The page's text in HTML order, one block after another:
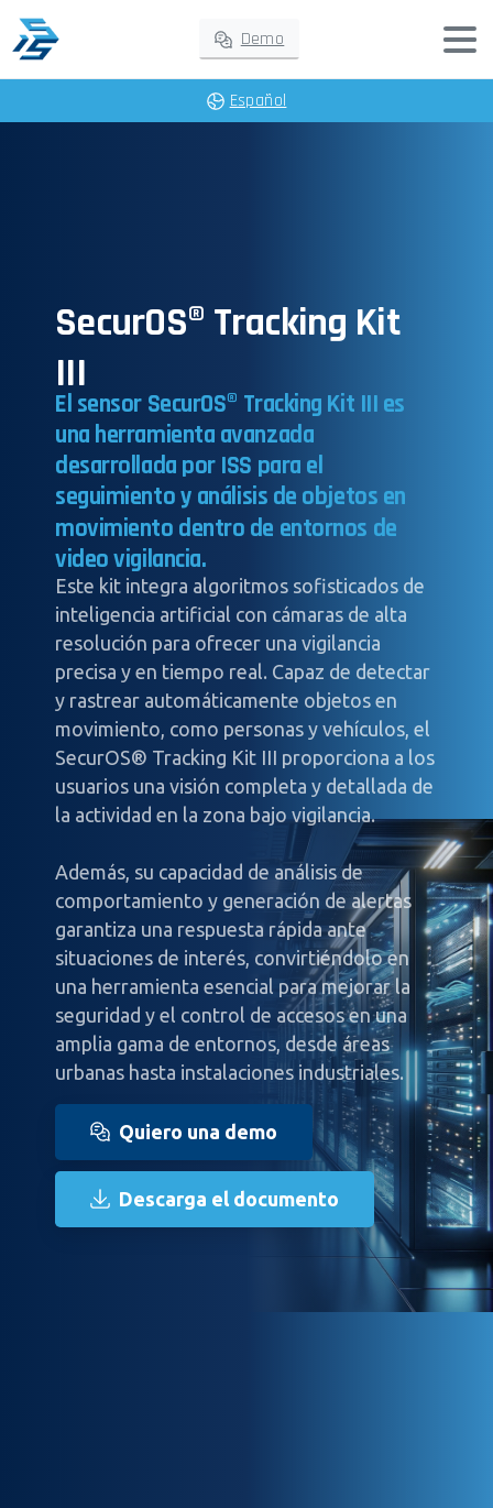
Demo
Español
SecurOS® Tracking Kit
III
El sensor SecurOS® Tracking Kit III es
una herramienta avanzada
desarrollada por ISS para el
seguimientoy análisis de objetos en
movimiento dentro de entornos de
videovigilancia.
Este kit integra algoritmos sofisticados de
inteligencia artificial con cámaras de alta
resolución para ofrecer una vigilancia
precisa y en tiempo real. Capaz de detectar
y rastrear automáticamente objetos en
movimiento, como personas y vehículos, el
SecurOS® Tracking Kit III proporciona a los
usuarios una visión completa y detallada de
la actividad en la zona bajo vigilancia.
Además, su capacidad de análisis de
comportamiento y generación de alertas
garantiza una respuesta rápida ante
situaciones de interés, convirtiéndolo en
una herramienta esencial para mejorar la
seguridad y el control de accesos en una
amplia gama de entornos, desde áreas
urbanas hasta instalaciones industriales.
Quiero una demo
Descarga el documento